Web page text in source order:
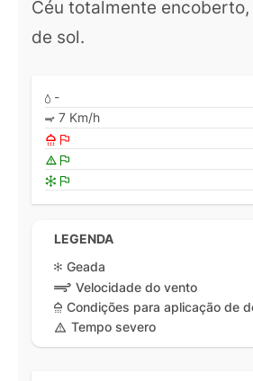
Céu totalmente
de sol.
-
7 Km/h
LEGENDA
Geada
Velocidade do vento
Condições para aplicação de
Tempo severo